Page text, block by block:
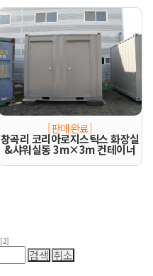
[판매완료]
창곡리 코리아로지스틱스 화장실
&샤워실동 3m×3m 컨테이너
[2]